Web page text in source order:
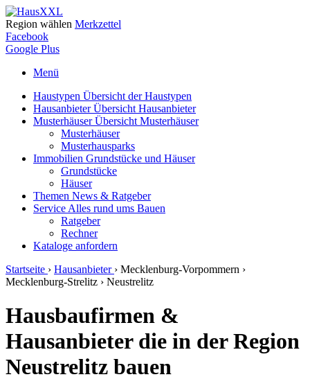
Region wählen Merkzettel
Facebook
Google Plus
Menü
Haustypen Übersicht der Haustypen
HausanbieterÜbersicht Hausanbieter
MusterhäuserÜbersicht Musterhäuser
Musterhäuser
Musterhausparks
Immobilien Grundstücke und Häuser
Grundstücke
Häuser
Themen News & Ratgeber
Service Alles rund ums Bauen
Ratgeber
Rechner
Kataloge anfordern
Startseite › Hausanbieter › Mecklenburg-Vorpommern ›
Mecklenburg-Strelitz › Neustrelitz
Hausbaufirmen &
Hausanbieter die in der Region
Neustrelitz bauen